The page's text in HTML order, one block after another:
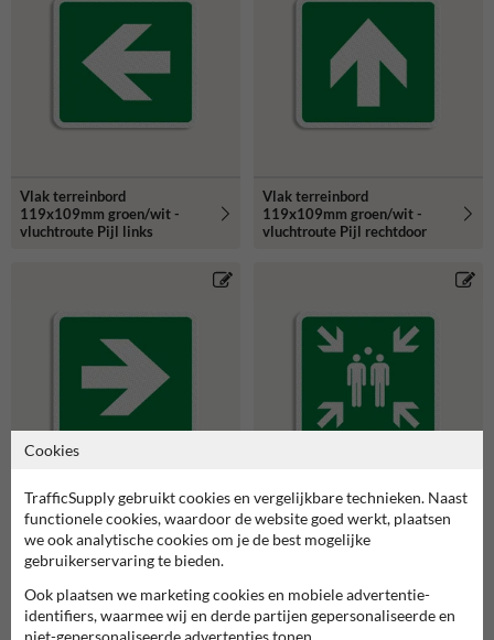
Vlak terreinbord
119x109mm groen/wit -
vluchtroute Pijl links
Vlak terreinbord
119x109mm groen/wit -
vluchtroute Pijl rechtdoor
Vlak terreinbord
119x109mm groen/wit -
vluchtroute Pijl rechts
Vlak terreinbord
119x109mm groen/wit -
Pictogram Verzamelplaats
Cookies
TrafficSupply gebruikt cookies en vergelijkbare technieken. Naast
functionele cookies, waardoor de website goed werkt, plaatsen
we ook analytische cookies om je de best mogelijke
gebruikerservaring te bieden.
Ook plaatsen we marketing cookies en mobiele advertentie-
identifiers, waarmee wij en derde partijen gepersonaliseerde en
niet-gepersonaliseerde advertenties tonen